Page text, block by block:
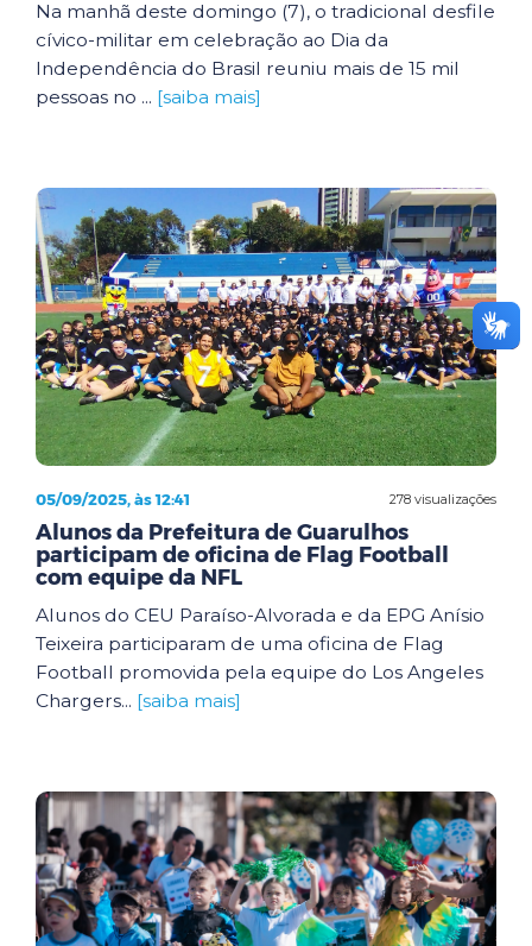
Na manhã deste domingo (7), o tradicional desfile
cívico-militar em celebração ao Dia da
Independência do Brasil reuniu mais de 15 mil
pessoas no ... [saiba mais]
278 visualizações
05/09/2025, às 12:41
Alunos da Prefeitura de Guarulhos
participam de oficina de Flag Football
com equipe da NFL
Alunos do CEU Paraíso-Alvorada e da EPG Anísio
Teixeira participaram de uma oficina de Flag
Football promovida pela equipe do Los Angeles
Chargers... [saiba mais]